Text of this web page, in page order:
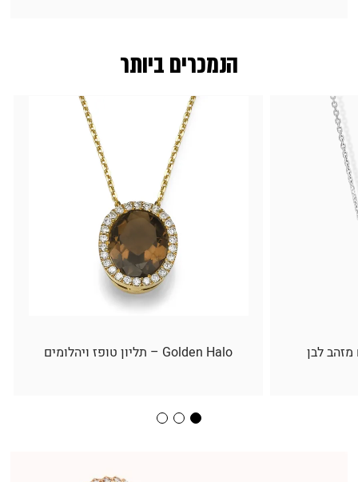
הנמכרים ביותר
מזהב לבן Golden Halo – תליון טופז ויהלומים